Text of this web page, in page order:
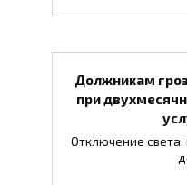
Должникам
при
Отключение света,